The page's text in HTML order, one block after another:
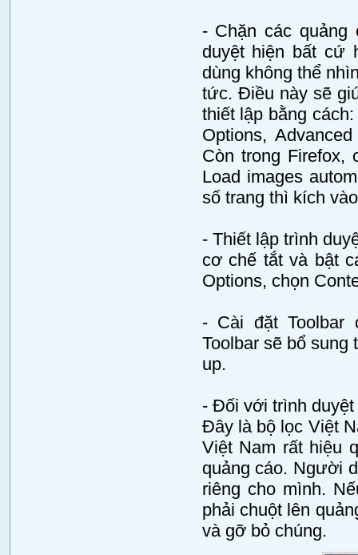
- Chặn các quảng
duyệt hiện bất cứ
dùng không thể
tức. Điều này sẽ
thiết lập bằng
Options,
Còn trong Firefox,
Load images
số trang thì kích
- Thiết lập trình
cơ chế tắt và bật
Options, chọn
- Cài đặt Toolbar
Toolbar sẽ bổ sung
up.
- Đối với trình
Đây là bộ lọc Việt
Việt Nam rất hiệu
quảng cáo. Người
riêng cho mình.
phải chuột lên
và gỡ bỏ chúng.